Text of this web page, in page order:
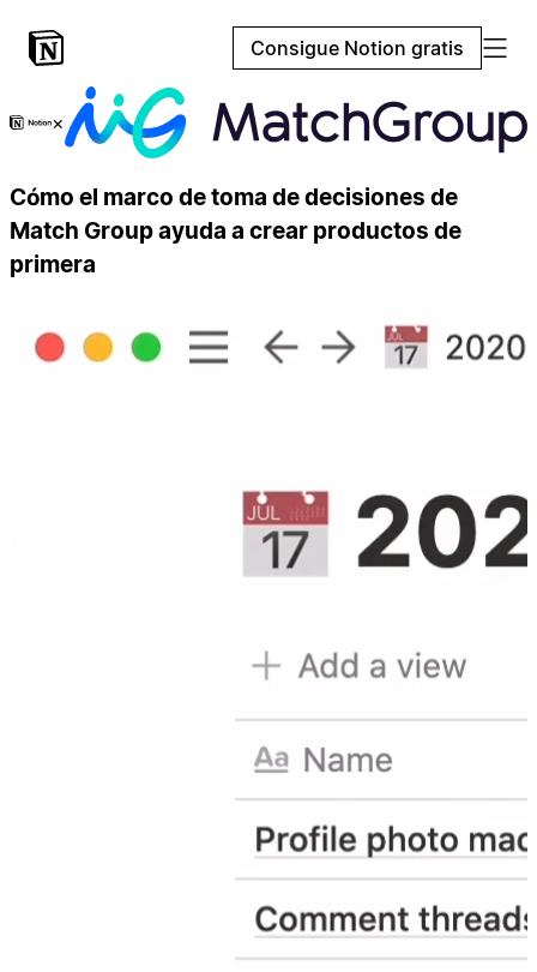
Consigue Notion gratis
×
Cómo el marco de toma de decisiones de
Match Group ayuda a crear productos de
primera